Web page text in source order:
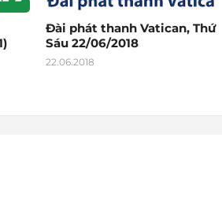
Đài phát thanh Vatican, Thứ
Sáu 22/06/2018
22.06.2018